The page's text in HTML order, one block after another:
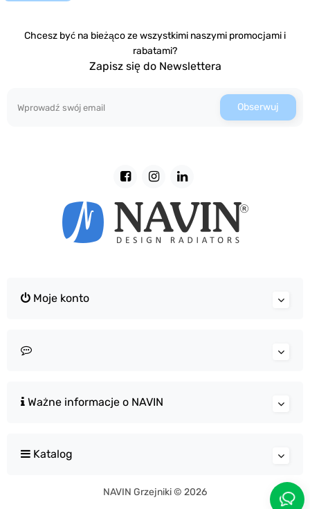
Chcesz być na bieżąco ze wszystkimi naszymi promocjami i
rabatami?
Zapisz się do Newslettera
Obserwuj
Moje konto
Ważne informacje o NAVIN
Katalog
NAVIN Grzejniki © 2026